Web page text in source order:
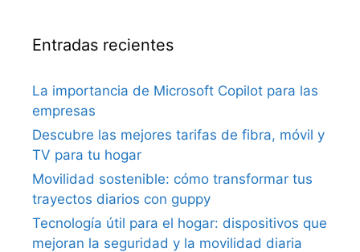
Entradas recientes
La importancia de Microsoft Copilot para las
empresas
Descubre las mejores tarifas de fibra, móvil y
TV para tu hogar
Movilidad sostenible: cómo transformar tus
trayectos diarios con guppy
Tecnología útil para el hogar: dispositivos que
mejoran la seguridad y la movilidad diaria